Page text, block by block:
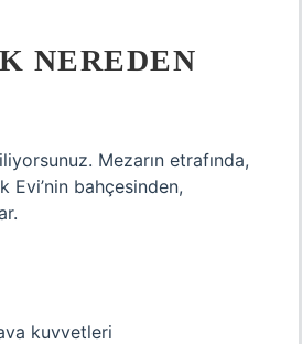
NEREDEN
Mezarın etrafında,
Evi’nin bahçesinden,
kuvvetleri